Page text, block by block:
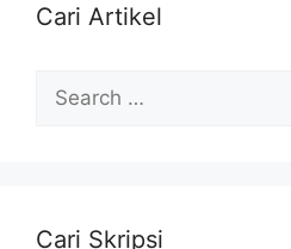
Cari Artikel
for:
Cari Skripsi